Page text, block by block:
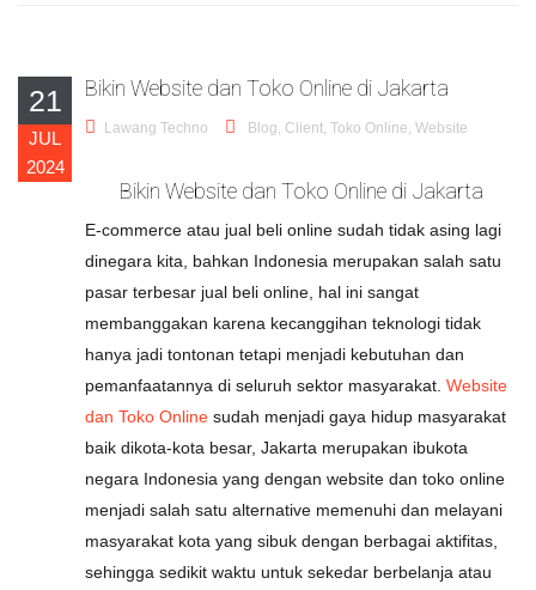
21
JUL
2024
Bikin Website dan Toko Online di Jakarta
Lawang Techno Blog, Client, Toko Online, Website
Bikin Website dan Toko Online di Jakarta
E-commerce atau jual beli online sudah tidak asing lagi
dinegara kita, bahkan Indonesia merupakan salah satu
pasar terbesar jual beli online, hal ini sangat
membanggakan karena kecanggihan teknologi tidak
hanya jadi tontonan tetapi menjadi kebutuhan dan
pemanfaatannya di seluruh sektor masyarakat. Website
dan Toko Online sudah menjadi gaya hidup masyarakat
baik dikota-kota besar, Jakarta merupakan ibukota
negara Indonesia yang dengan website dan toko online
menjadi salah satu alternative memenuhi dan melayani
masyarakat kota yang sibuk dengan berbagai aktifitas,
sehingga sedikit waktu untuk sekedar berbelanja atau